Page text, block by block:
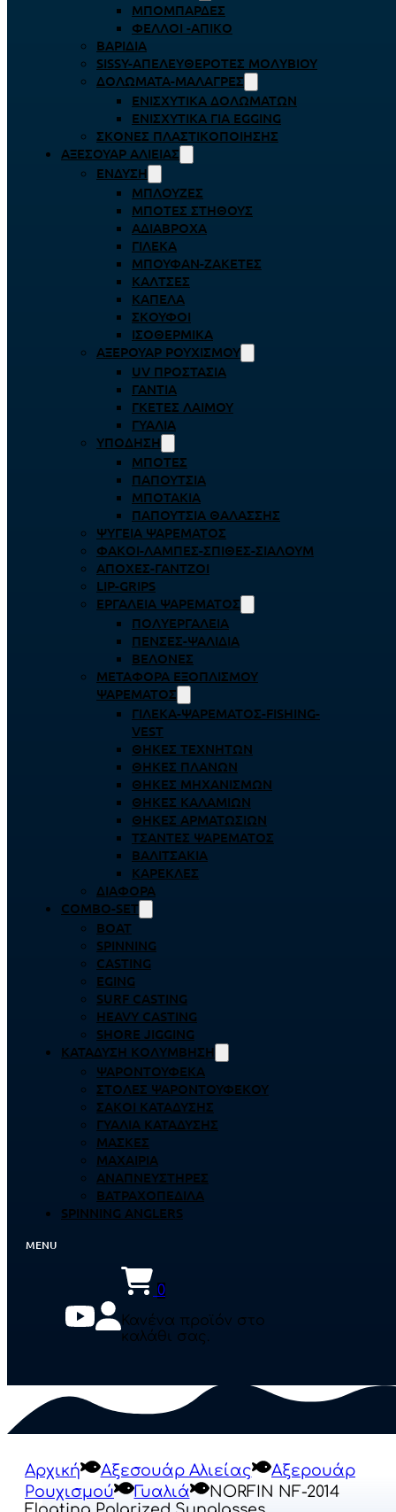
ΜΠΟΜΠΆΡΔΕΣ
ΦΕΛΛΟΊ -ΑΠΊΚΟ
ΒΑΡΊΔΙΑ
SISSY-ΑΠΕΛΕΥΘΕΡΟΤΈΣ ΜΟΛΥΒΙΟΎ
ΔΟΛΏΜΑΤΑ-ΜΑΛΆΓΡΕΣ
ΕΝΙΣΧΥΤΙΚΆ ΔΟΛΩΜΆΤΩΝ
ΕΝΙΣΧΥΤΙΚΆ ΓΙΑ EGGING
ΣΚΌΝΕΣ ΠΛΑΣΤΙΚΟΠΟΊΗΣΗΣ
ΑΞΕΣΟΥΆΡ ΑΛΙΕΊΑΣ
ΈΝΔΥΣΗ
ΜΠΛΟΎΖΕΣ
ΜΠΌΤΕΣ ΣΤΉΘΟΥΣ
ΑΔΙΆΒΡΟΧΑ
ΓΙΛΈΚΑ
ΜΠΟΥΦΆΝ-ΖΑΚΈΤΕΣ
ΚΆΛΤΣΕΣ
ΚΑΠΈΛΑ
ΣΚΟΎΦΟΙ
ΙΣΟΘΕΡΜΙΚΆ
ΑΞΕΡΟΥΆΡ ΡΟΥΧΙΣΜΟΎ
UV ΠΡΟΣΤΑΣΊΑ
ΓΆΝΤΙΑ
ΓΚΈΤΕΣ ΛΑΊΜΟΥ
ΓΥΑΛΙΆ
ΥΠΌΔΗΣΗ
ΜΠΌΤΕΣ
ΠΑΠΟΎΤΣΙΑ
ΜΠΟΤΆΚΙΑ
ΠΑΠΟΎΤΣΙΑ ΘΑΛΆΣΣΗΣ
ΨΥΓΕΊΑ ΨΑΡΈΜΑΤΟΣ
ΦΑΚΟΊ-ΛΆΜΠΕΣ-ΣΠΊΘΕΣ-ΣΊΑΛΟΥΜ
ΑΠΌΧΕΣ-ΓΆΝΤΖΟΙ
LIP-GRIPS
EΡΓΑΛΕΊΑ ΨΑΡΈΜΑΤΟΣ
ΠΟΛΥΕΡΓΑΛΕΊΑ
ΠΈΝΣΕΣ-ΨΑΛΊΔΙΑ
ΒΕΛΌΝΕΣ
ΜΕΤΑΦΟΡΆ ΕΞΟΠΛΙΣΜΟΎ
ΨΑΡΈΜΑΤΟΣ
ΓΙΛΈΚΑ-ΨΑΡΈΜΑΤΟΣ-FISHING-
VEST
ΘΉΚΕΣ ΤΕΧΝΗΤΏΝ
ΘΉΚΕΣ ΠΛΆΝΩΝ
ΘΉΚΕΣ ΜΗΧΑΝΙΣΜΏΝ
ΘΉΚΕΣ ΚΑΛΑΜΙΏΝ
ΘΉΚΕΣ ΑΡΜΑΤΩΣΙΏΝ
ΤΣΆΝΤΕΣ ΨΑΡΈΜΑΤΟΣ
ΒΑΛΙΤΣΆΚΙΑ
ΚΑΡΈΚΛΕΣ
ΔΙΆΦΟΡΑ
COMBO-SET
BOAT
SPINNING
CASTING
EGING
SURF CASTING
HEAVY CASTING
SHORE JIGGING
ΚΑΤΆΔΥΣΗ ΚΟΛΎΜΒΗΣΗ
ΨΑΡΟΝΤΟΎΦΕΚΑ
ΣΤΟΛΈΣ ΨΑΡΟΝΤΟΎΦΕΚΟΥ
ΣΆΚΟΙ ΚΑΤΆΔΥΣΗΣ
ΓΥΑΛΙΆ ΚΑΤΆΔΥΣΗΣ
ΜΆΣΚΕΣ
ΜΑΧΑΊΡΙΑ
ΑΝΑΠΝΕΥΣΤΉΡΕΣ
ΒΑΤΡΑΧΟΠΈΔΙΛΑ
SPINNING ANGLERS
0
Κανένα προϊόν στο
καλάθι σας.
Αρχική Αξεσουάρ Αλιείας
Αξερουάρ
Ρουχισμού
Γυαλιά
NORFIN NF-2014